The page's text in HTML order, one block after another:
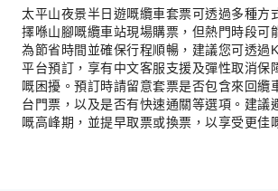
太平山夜景半日遊嘅纜車套票可透過多種方
擇喺山腳嘅纜車站現場購票，但熱門時段可
為節省時間並確保行程順暢，建議您可透過
平台預訂，享有中文客服支援及彈性取消保
嘅困擾。預訂時請留意套票是否包含來回纜
台門票，以及是否有快速通關等選項。建議
嘅高峰期，並提早取票或換票，以享受更佳